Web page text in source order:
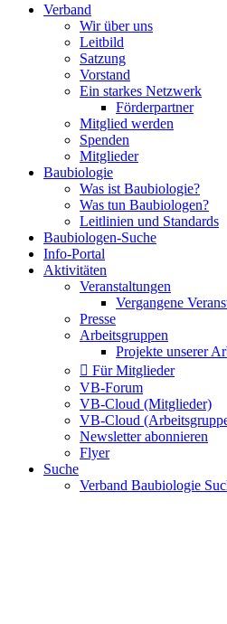
Verband
Wir über uns
Leitbild
Satzung
Vorstand
Ein starkes Netzwerk
Förderpartner
Mitglied werden
Spenden
Mitglieder
Baubiologie
Was ist Baubiologie?
Was tun Baubiologen?
Leitlinien und Standards
Baubiologen-Suche
Info-Portal
Aktivitäten
Veranstaltungen
Vergangene
Presse
Arbeitsgruppen
Projekte unserer
Für Mitglieder
VB-Forum
VB-Cloud (Mitglieder)
VB-Cloud
Newsletter abonnieren
Flyer
Suche
Verband Baubiologie